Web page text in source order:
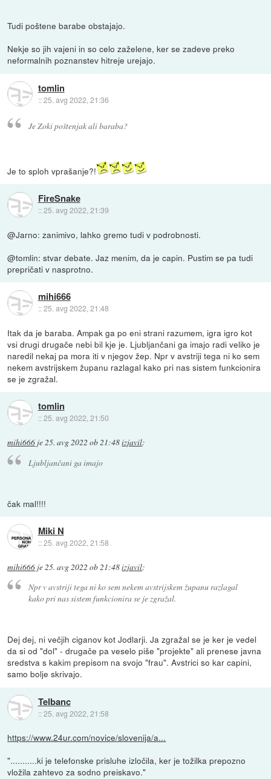
Tudi poštene barabe obstajajo.
Nekje so jih vajeni in so celo zaželene, ker se zadeve preko
neformalnih poznanstev hitreje urejajo.
tomlin
::25. avg 2022, 21:36
Je Zoki poštenjak ali baraba?
Je to sploh vprašanje?!
FireSnake
::25. avg 2022, 21:39
@Jarno: zanimivo, lahko gremo tudi v podrobnosti.
@tomlin: stvar debate. Jaz menim, da je capin. Pustim se pa tudi
prepričati v nasprotno.
mihi666
::25. avg 2022, 21:48
Itak da je baraba. Ampak ga po eni strani razumem, igra igro kot
vsi drugi drugače nebi bil kje je. Ljubljančani ga imajo radi veliko je
naredil nekaj pa mora iti v njegov žep. Npr v avstriji tega ni ko sem
nekem avstrijskem županu razlagal kako pri nas sistem funkcionira
se je zgražal.
tomlin
::25. avg 2022, 21:50
mihi666 je25. avg 2022 ob 21:48izjavil:
Ljubljančani ga imajo
čak mal!!!!
Miki N
::25. avg 2022, 21:58
mihi666 je25. avg 2022 ob 21:48izjavil:
Npr v avstriji tega ni ko sem nekem avstrijskem županu razlagal
kako pri nas sistem funkcionira se je zgražal.
Dej dej, ni večjih ciganov kot Jodlarji. Ja zgražal se je ker je vedel
da si od "dol" - drugače pa veselo piše "projekte" ali prenese javna
sredstva s kakim prepisom na svojo "frau". Avstrici so kar capini,
samo bolje skrivajo.
Telbanc
::25. avg 2022, 21:58
https://www.24ur.com/novice/slovenija/a...
"...........ki je telefonske prisluhe izločila, ker je tožilka prepozno
vložila zahtevo za sodno preiskavo."